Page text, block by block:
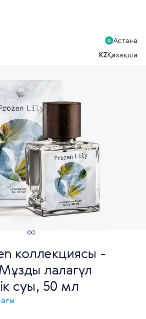
Астана
KZҚазақша
коллекциясы -
лалагүл
суы, 50 мл